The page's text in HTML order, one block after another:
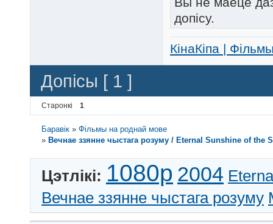
допісу.
КінаКіпа |
Допісы [ 1 ]
Старонкі 1
Баравік »Фільмы на роднай мове
» Вечнае ззянне чыстага розуму / Eternal Sunshine of
Цэтлікі: 1080p 2004
Вечнае ззянне чыстага розуму